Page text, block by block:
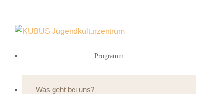
Programm
Was geht bei uns?